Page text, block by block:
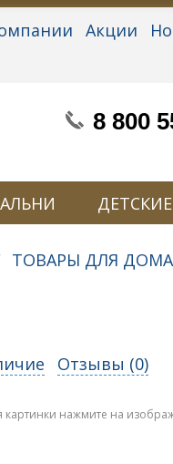
Акции
8 800
ДЕТСКИЕ
ТОВАРЫ ДЛЯ ДОМА
Отзывы (0)
картинки нажмите на